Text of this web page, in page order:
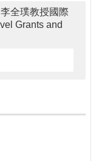
全璞教授國際
Grants and